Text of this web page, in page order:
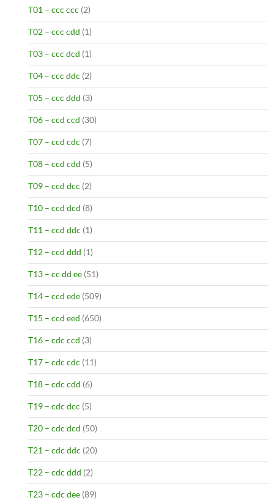
T01 – ccc ccc (2)
T02 – ccc cdd (1)
T03 – ccc dcd (1)
T04 – ccc ddc (2)
T05 – ccc ddd (3)
T06 – ccd ccd (30)
T07 – ccd cdc (7)
T08 – ccd cdd (5)
T09 – ccd dcc (2)
T10 – ccd dcd (8)
T11 – ccd ddc (1)
T12 – ccd ddd (1)
T13 – cc dd ee (51)
T14 – ccd ede (509)
T15 – ccd eed (650)
T16 – cdc ccd (3)
T17 – cdc cdc (11)
T18 – cdc cdd (6)
T19 – cdc dcc (5)
T20 – cdc dcd (50)
T21 – cdc ddc (20)
T22 – cdc ddd (2)
T23 – cdc dee (89)